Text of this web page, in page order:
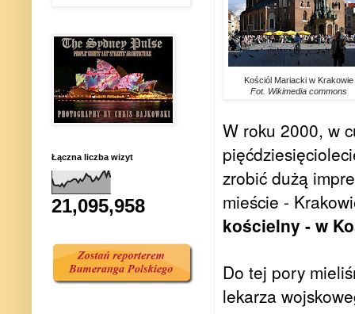
Kościól Mariacki w Krakowie
Fot. Wikimedia commons
W roku 2000, w
zrobić dużą
mieście -
kościelny - w
Do tej pory
lekarza
Łączna liczba wizyt
21,095,958